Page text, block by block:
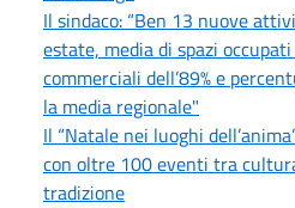
Il sindaco: “Ben 13 nuove
estate, media di spazi
commerciali dell’89% e
la media regionale"
Il “Natale nei luoghi
con oltre 100 eventi tra
tradizione